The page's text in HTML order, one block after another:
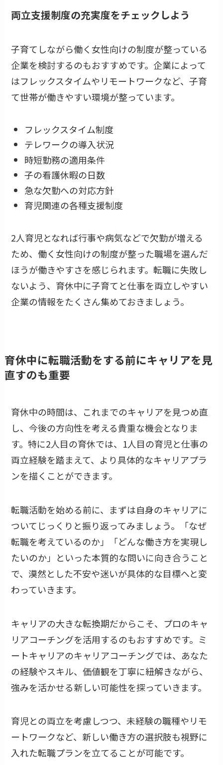
両立支援制度の充実度をチェックしよう
子育てしながら働く女性向けの制度が整っている
企業を検討するのもおすすめです。企業によって
はフレックスタイムやリモートワークなど、子育
て世帯が働きやすい環境が整っています。
フレックスタイム制度
テレワークの導入状況
時短勤務の適用条件
子の看護休暇の日数
急な欠勤への対応方針
育児関連の各種支援制度
2人育児となれば行事や病気などで欠勤が増える
ため、働く女性向けの制度が整った職場を選んだ
ほうが働きやすさを感じられます。転職に失敗し
ないよう、育休中に子育てと仕事を両立しやすい
企業の情報をたくさん集めておきましょう。
育休中に転職活動をする前にキャリアを見
直すのも重要
育休中の時間は、これまでのキャリアを見つめ直
し、今後の方向性を考える貴重な機会となりま
す。特に2人目の育休では、1人目の育児と仕事の
両立経験を踏まえて、より具体的なキャリアプラ
ンを描くことができます。
転職活動を始める前に、まずは自身のキャリアに
ついてじっくりと振り返ってみましょう。「なぜ
転職を考えているのか」「どんな働き方を実現し
たいのか」といった本質的な問いに向き合うこと
で、漠然とした不安や迷いが具体的な目標へと変
わっていきます。
キャリアの大きな転換期だからこそ、プロのキャ
リアコーチングを活用するのもおすすめです。ミ
ートキャリアのキャリアコーチングでは、あなた
の経験やスキル、価値観を丁寧に紐解きながら、
強みを活かせる新しい可能性を探っていきます。
育児との両立を考慮しつつ、未経験の職種やリモ
ートワークなど、新しい働き方の選択肢も視野に
入れた転職プランを立てることが可能です。